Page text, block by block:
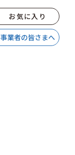
お気に入り
事業者の皆さまへ